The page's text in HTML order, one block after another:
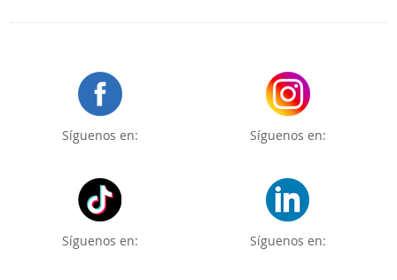
Síguenos en: Síguenos en:
Síguenos en: Síguenos en: